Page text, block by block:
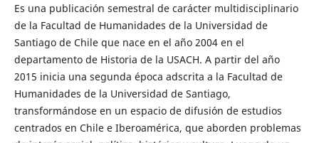
Es una publicación semestral de carácter multidisciplinario
de la Facultad de Humanidades de la Universidad de
Santiago de Chile que nace en el año 2004 en el
departamento de Historia de la USACH. A partir del año
2015 inicia una segunda época adscrita a la Facultad de
Humanidades de la Universidad de Santiago,
transformándose en un espacio de difusión de estudios
centrados en Chile e Iberoamérica, que aborden problemas